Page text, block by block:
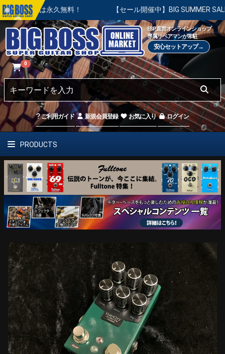
久無料！ 【セール開催中】BIG SUMMER SALE | 対象の商
ESP直営オンラインショップ
専属リペアマンが常駐
安心セットアップ→
0
ご利用ガイド 新規会員登録 お気に入り ログイン
PRODUCTS